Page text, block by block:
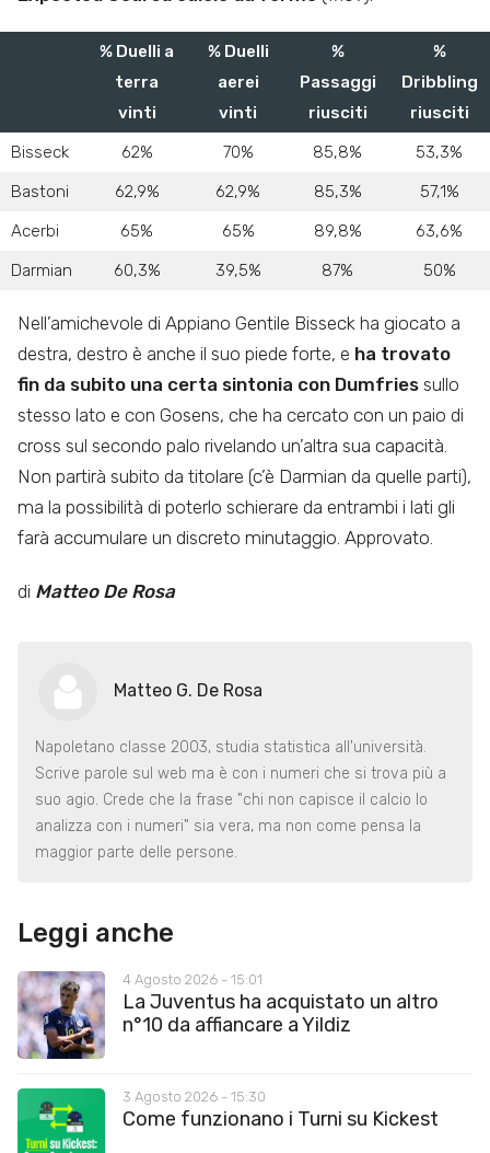
% Duelli a
terra
vinti
% Duelli
aerei
vinti
%
Passaggi
riusciti
%
Dribbling
riusciti
Bisseck
62% 70% 85,8%
53,3%
Bastoni
62,9% 62,9% 85,3%
57,1%
Acerbi
65% 65% 89,8%
63,6%
Darmian
60,3% 39,5% 87% 50%
Nell’amichevole di Appiano Gentile Bisseck ha giocato a
destra, destro è anche il suo piede forte, e ha trovato
fin da subito una certa sintonia con Dumfries sullo
stesso lato e con Gosens, che ha cercato con un paio di
cross sul secondo palo rivelando un’altra sua capacità.
Non partirà subito da titolare (c’è Darmian da quelle parti),
ma la possibilità di poterlo schierare da entrambi i lati gli
farà accumulare un discreto minutaggio. Approvato.
di Matteo De Rosa
Matteo G. De Rosa
Napoletano classe 2003, studia statistica all'università.
Scrive parole sul web ma è con i numeri che si trova più a
suo agio. Crede che la frase "chi non capisce il calcio lo
analizza con i numeri" sia vera, ma non come pensa la
maggior parte delle persone.
Leggi anche
4 Agosto 2026 - 15:01
La Juventus ha acquistato un altro
n°10 da affiancare a Yildiz
3 Agosto 2026 - 15:30
Come funzionano i Turni su Kickest